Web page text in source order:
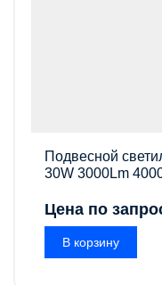
Подвесной
30W 3000Lm
Цена по
В корзину